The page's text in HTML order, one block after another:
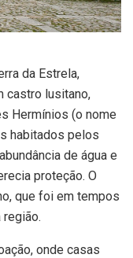
da Estrela,
castro lusitano,
Hermínios (o nome
habitados pelos
de água e
proteção. O
que foi em tempos
onde casas